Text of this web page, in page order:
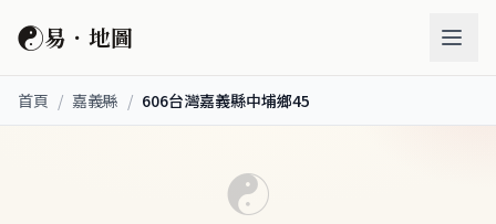
☯易．地圖
首頁 / 嘉義縣 / 606台灣嘉義縣中埔鄉45
☯